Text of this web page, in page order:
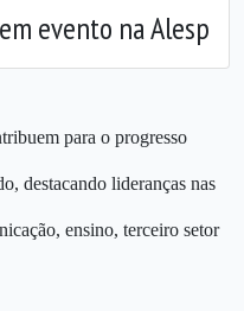
em evento na Alesp
para o progresso
destacando lideranças nas
ensino, terceiro setor